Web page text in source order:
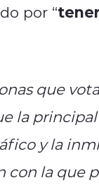
por “
que
la
y la
la que